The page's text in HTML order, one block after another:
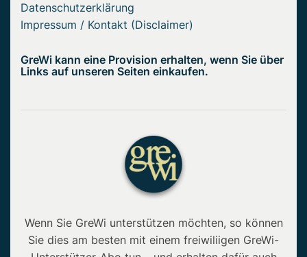
Datenschutzerklärung
Impressum / Kontakt (Disclaimer)
GreWi kann eine Provision erhalten, wenn Sie über
Links auf unseren Seiten einkaufen.
Wenn Sie GreWi unterstützen möchten, so können
Sie dies am besten mit einem freiwiliigen GreWi-